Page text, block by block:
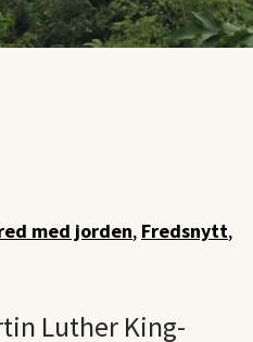
med jorden, Fredsnytt,
Luther King-